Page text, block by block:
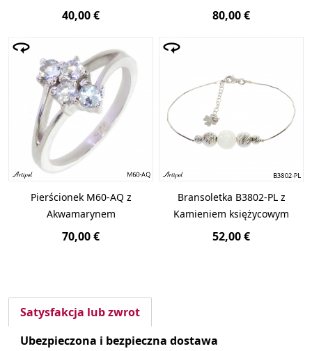
40,00 € 80,00 €
Pierścionek M60-AQ z
Akwamarynem
70,00 €
Bransoletka B3802-PL z
Kamieniem księżycowym
52,00 €
Satysfakcja lub zwrot
Ubezpieczona i bezpieczna dostawa